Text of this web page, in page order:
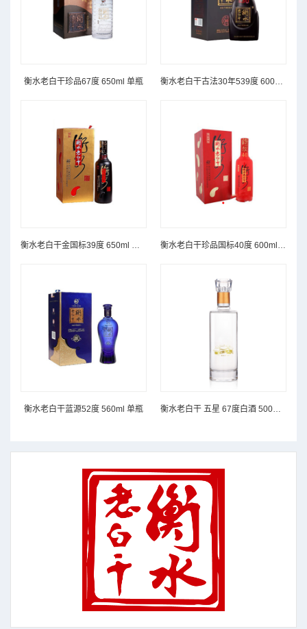
衡水老白干珍品67度 650ml 单瓶 衡水老白干古法30年539度 600ml 单瓶
衡水老白干金国标39度 650ml 单瓶 衡水老白干珍品国标40度 600ml 单瓶
衡水老白干蓝源52度 560ml 单瓶 衡水老白干 五星 67度白酒 500ml*2礼盒装 500ml*2 盒